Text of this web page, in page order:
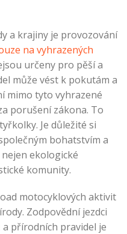
a krajiny je provozování
na vyhrazených
určeny pro pěší a
může vést k pokutám a
mimo tyto vyhrazené
porušení zákona. To
Je důležité si
bohatstvím a
ekologické
komunity.
motocyklových aktivit
Zodpovědní jezdci
přírodních pravidel je